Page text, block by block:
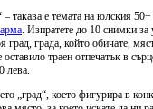
– такава e темата на юлския
. Изпратете до 10 снимки за
град, града, който обичате,
оставило траен отпечатък в
лева.
„град“, което фигурира в